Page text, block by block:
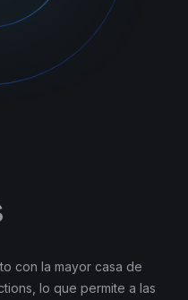
con la mayor casa de
lo que permite a las